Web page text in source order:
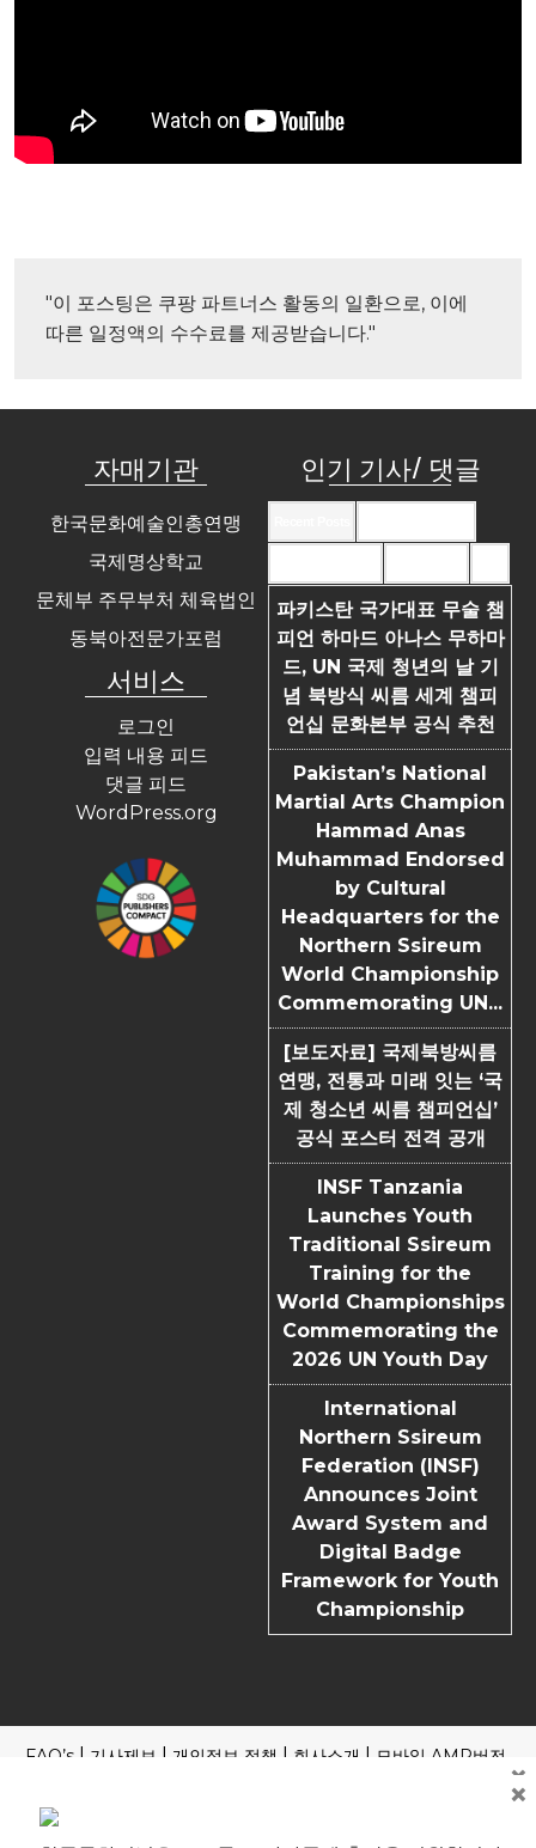
"이 포스팅은 쿠팡 파트너스 활동의 일환으로, 이에
따른 일정액의 수수료를 제공받습니다."
자매기관
한국문화예술인총연맹
국제명상학교
문체부 주무부처 체육법인
동북아전문가포럼
서비스
로그인
입력 내용 피드
댓글 피드
WordPress.org
인기 기사/ 댓글
파키스탄 국가대표 무술 챔
피언 하마드 아나스 무하마
드, UN 국제 청년의 날 기
념 북방식 씨름 세계 챔피
언십 문화본부 공식 추천
Pakistan’s National
Martial Arts Champion
Hammad Anas
Muhammad Endorsed
by Cultural
Headquarters for the
Northern Ssireum
World Championship
Commemorating UN...
[보도자료] 국제북방씨름
연맹, 전통과 미래 잇는 ‘국
제 청소년 씨름 챔피언십’
공식 포스터 전격 공개
INSF Tanzania
Launches Youth
Traditional Ssireum
Training for the
World Championships
Commemorating the
2026 UN Youth Day
International
Northern Ssireum
Federation (INSF)
Announces Joint
Award System and
Digital Badge
Framework for Youth
Championship
FAQ’s 기사제보 개인정보 정책 회사소개 모바일 AMP버전
제호: 한국문화저널 등록번호: 부산, 아00245 부산시 중구 중구
×
×